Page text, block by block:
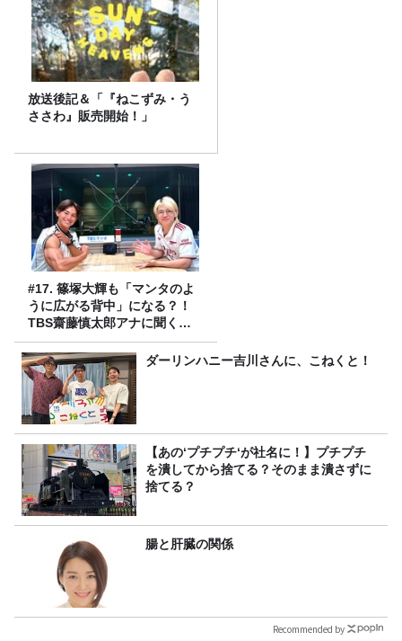
放送後記＆「『ねこずみ・う
ささわ』販売開始！」
#17. 篠塚大輝も「マンタのよ
うに広がる背中」になる？！
TBS齋藤慎太郎アナに聞くメ
ンズフィジークの魅力！！
ダーリンハニー吉川さんに、こねくと！
【あの‘プチプチ‘が社名に！】プチプチ
を潰してから捨てる？そのまま潰さずに
捨てる？
腸と肝臓の関係
Recommended by